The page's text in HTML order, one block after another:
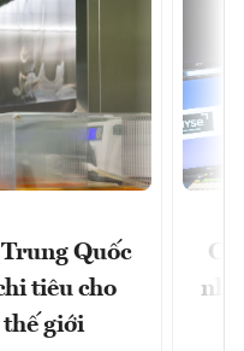
Quốc
tiêu cho
giới